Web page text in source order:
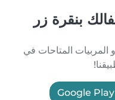
بنقرة زر
المتاحات في